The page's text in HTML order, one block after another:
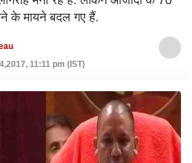
के मायने बदल गए हैं.
11:11 pm (IST)